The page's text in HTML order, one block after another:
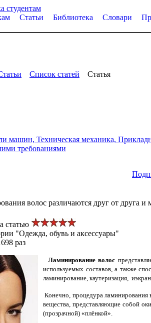
Статьи Библиотека Словари
Список статей Статья
машин, Техническая механика,
требованиями
волос различаются друг от друга
статью
"Одежда, обувь и аксессуары"
раз
Ламинирование волос
используемых составов, а также
ламинирование, каутеризация,
Конечно, процедура ламинирования
вещества, представляющие собой
(прозрачной) «плёнкой».